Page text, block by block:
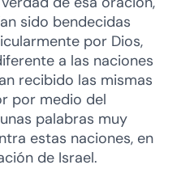
sido bendecidas
por Dios,
a las naciones
recibido las mismas
por medio del
palabras muy
estas naciones, en
de Israel.